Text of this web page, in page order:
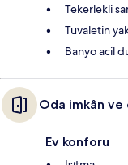
Tekerlekli
Tuvaletin
Banyo acil
Oda imkân ve
Ev konforu